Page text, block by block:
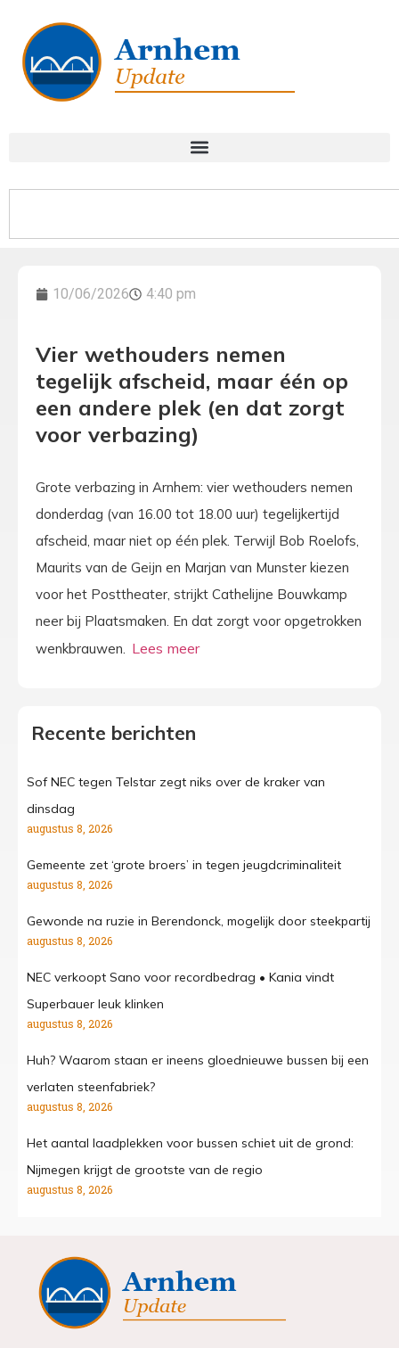
10/06/2026 4:40 pm
Vier wethouders nemen
tegelijk afscheid, maar één op
een andere plek (en dat zorgt
voor verbazing)
Grote verbazing in Arnhem: vier wethouders nemen
donderdag (van 16.00 tot 18.00 uur) tegelijkertijd
afscheid, maar niet op één plek. Terwijl Bob Roelofs,
Maurits van de Geijn en Marjan van Munster kiezen
voor het Posttheater, strijkt Cathelijne Bouwkamp
neer bij Plaatsmaken. En dat zorgt voor opgetrokken
wenkbrauwen.
Recente berichten
Sof NEC tegen Telstar zegt niks over de kraker van
dinsdag
augustus 8, 2026
Gemeente zet ‘grote broers’ in tegen jeugdcriminaliteit
augustus 8, 2026
Gewonde na ruzie in Berendonck, mogelijk door steekpartij
augustus 8, 2026
NEC verkoopt Sano voor recordbedrag • Kania vindt
Superbauer leuk klinken
augustus 8, 2026
Huh? Waarom staan er ineens gloednieuwe bussen bij een
verlaten steenfabriek?
augustus 8, 2026
Het aantal laadplekken voor bussen schiet uit de grond:
Nijmegen krijgt de grootste van de regio
augustus 8, 2026